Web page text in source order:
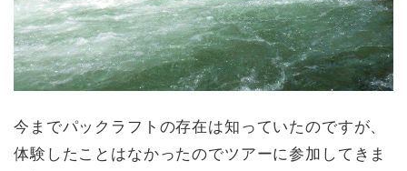
今までパックラフトの存在は知っていたのですが、
体験したことはなかったのでツアーに参加してきま